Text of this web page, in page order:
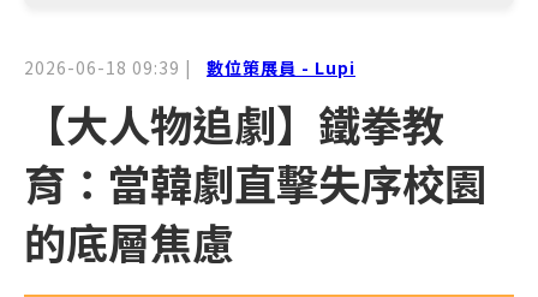
2026-06-18 09:39 | 數位策展員 - Lupi
【大人物追劇】鐵拳教
育：當韓劇直擊失序校園
的底層焦慮